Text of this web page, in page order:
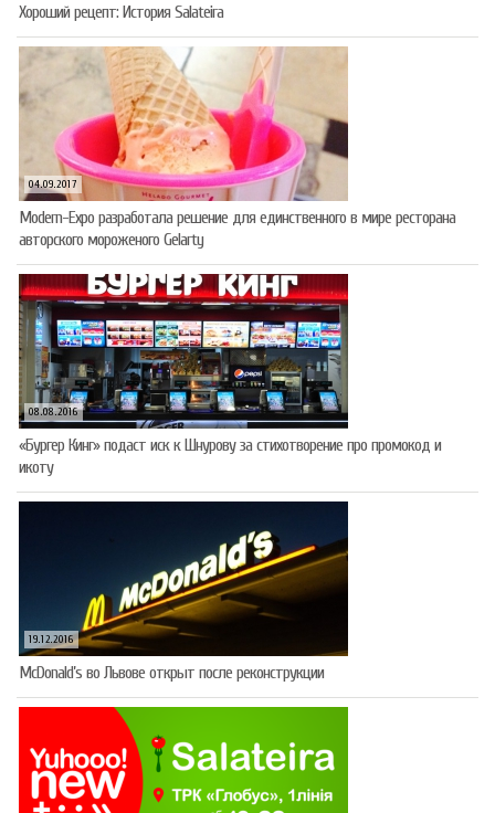
Хороший рецепт: История Salateira
04.09.2017
Modern-Expo разработала решение для единственного в мире ресторана
авторского мороженого Gelarty
08.08.2016
«Бургер Кинг» подаст иск к Шнурову за стихотворение про промокод и
икоту
19.12.2016
McDonald’s во Львове открыт после реконструкции